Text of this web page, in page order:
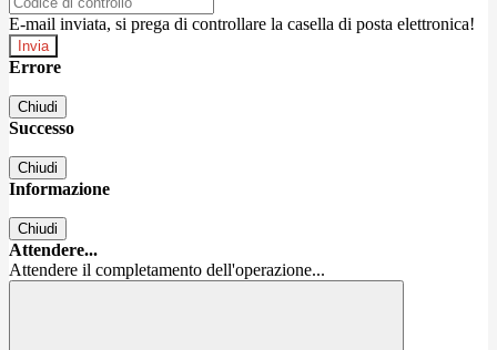
E-mail inviata, si prega di controllare la casella di posta elettronica!
Errore
Chiudi
Successo
Chiudi
Informazione
Chiudi
Attendere...
Attendere il completamento dell'operazione...